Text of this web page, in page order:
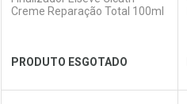
Ver Desconto Convênio
Creme Reparação Total 100ml
PRODUTO ESGOTADO